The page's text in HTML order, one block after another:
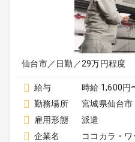
仙台市／日勤／29万円程度
給与
時給 1,600円
勤務場所
宮城県仙台市
雇用形態
派遣
企業名
ココカラ・